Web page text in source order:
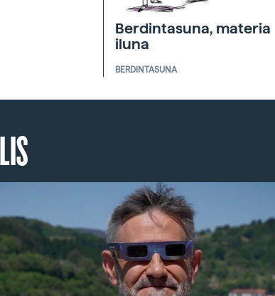
Berdintasuna, materia
iluna
BERDINTASUNA